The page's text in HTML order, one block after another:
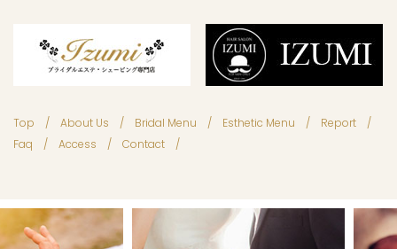
Top About Us Bridal Menu Esthetic Menu
Report
Faq
Access Contact